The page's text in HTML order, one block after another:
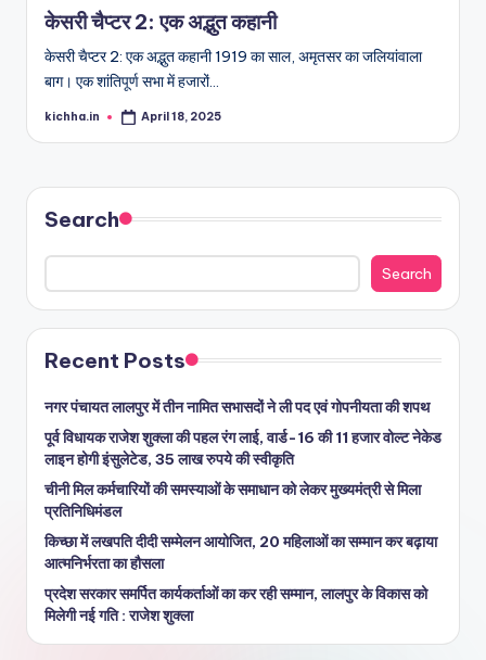
केसरी चैप्टर 2: एक अद्भुत कहानी
केसरी चैप्टर 2: एक अद्भुत कहानी 1919 का साल, अमृतसर का जलियांवाला
बाग। एक शांतिपूर्ण सभा में हजारों…
kichha.in April 18, 2025
Search
Search
Recent Posts
नगर पंचायत लालपुर में तीन नामित सभासदों ने ली पद एवं गोपनीयता की शपथ
पूर्व विधायक राजेश शुक्ला की पहल रंग लाई, वार्ड-16 की 11 हजार वोल्ट नेकेड
लाइन होगी इंसुलेटेड, 35 लाख रुपये की स्वीकृति
चीनी मिल कर्मचारियों की समस्याओं के समाधान को लेकर मुख्यमंत्री से मिला
प्रतिनिधिमंडल
किच्छा में लखपति दीदी सम्मेलन आयोजित, 20 महिलाओं का सम्मान कर बढ़ाया
आत्मनिर्भरता का हौसला
प्रदेश सरकार समर्पित कार्यकर्ताओं का कर रही सम्मान, लालपुर के विकास को
मिलेगी नई गति : राजेश शुक्ला